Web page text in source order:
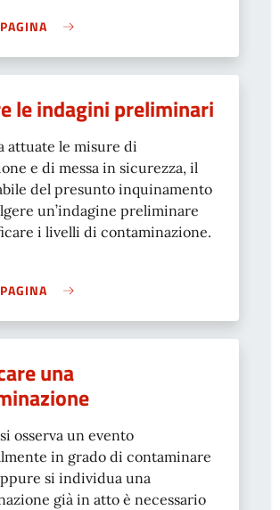
le indagini preliminari
attuate le misure di
e di messa in sicurezza, il
del presunto inquinamento
un’indagine preliminare
i livelli di contaminazione.
una
osserva un evento
in grado di contaminare
si individua una
già in atto è necessario